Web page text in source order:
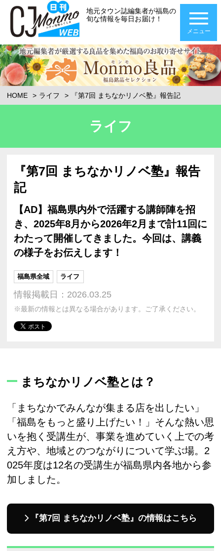
地元タウン誌編集者が福島の
旬な情報を毎日お届け！
メニュー
HOME ライフ 『第7回 まちなかリノベ塾』報告記
ライフ
『第7回 まちなかリノベ塾』報告
記
【AD】福島県内外で活躍する講師陣を招
き、2025年8月から2026年2月まで計11回に
わたって開催してきました。今回は、講義
の様子をお伝えします！
福島県全域 ライフ
情報掲載日：2026.03.25
※最新の情報とは異なる場合があります。ご了承ください。
まちなかリノベ塾とは？
「まちなかでみんなが集まる店を出したい」
「福島をもっと盛り上げたい！」そんな熱い思
いを抱く受講生が、事業を進めていく上での考
え方や、地域とのつながりについて学ぶ場。2
025年度は12名の受講生が福島県内各地から参
加しました。
『第7回 まちなかリノベ塾』の情報はこちら